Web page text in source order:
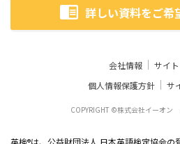
詳しい資料をご希
会社情報
サイ
個人情報保護方針
サ
COPYRIGHT ©株式会社イーオン
英検®は、公益財団法人 日本英語検定協会の